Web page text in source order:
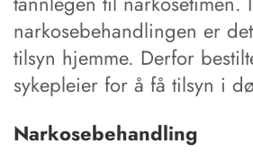
narkosebehandlingen er
tilsyn hjemme. Derfor
sykepleier for å få tilsyn i
Narkosebehandling